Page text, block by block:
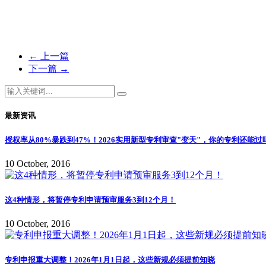
←
上一篇
下一篇 →
最新资讯
授权率从80%暴跌到47%！2026实用新型专利审查"变天"，你的专利还能过
10 October, 2016
这4种情形，将暂停专利申请预审服务3到12个月！
10 October, 2016
专利申报重大调整！2026年1月1日起，这些新规必须提前知晓